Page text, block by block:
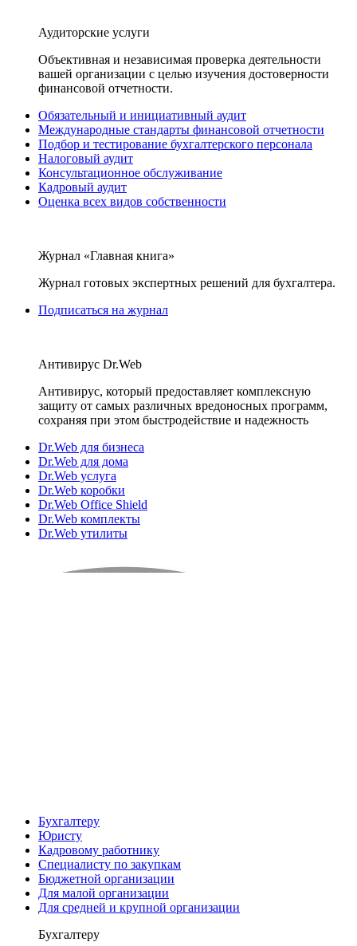
Аудиторские услуги
Объективная и независимая проверка деятельности
вашей организации с целью изучения достоверности
финансовой отчетности.
Обязательный и инициативный аудит
Международные стандарты финансовой отчетности
Подбор и тестирование бухгалтерского персонала
Налоговый аудит
Консультационное обслуживание
Кадровый аудит
Оценка всех видов собственности
Журнал «Главная книга»
Журнал готовых экспертных решений для бухгалтера.
Подписаться на журнал
Антивирус Dr.Web
Антивирус, который предоставляет комплексную
защиту от самых различных вредоносных программ,
сохраняя при этом быстродействие и надежность
Dr.Web для бизнеса
Dr.Web для дома
Dr.Web услуга
Dr.Web коробки
Dr.Web Office Shield
Dr.Web комплекты
Dr.Web утилиты
Бухгалтеру
Юристу
Кадровому работнику
Специалисту по закупкам
Бюджетной организации
Для малой организации
Для средней и крупной организации
Бухгалтеру